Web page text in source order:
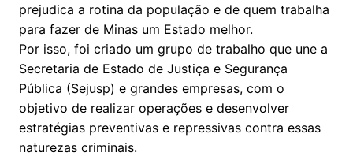
prejudica a rotina da população e de quem trabalha
para fazer de Minas um Estado melhor.
Por isso, foi criado um grupo de trabalho que une a
Secretaria de Estado de Justiça e Segurança
Pública (Sejusp) e grandes empresas, com o
objetivo de realizar operações e desenvolver
estratégias preventivas e repressivas contra essas
naturezas criminais.